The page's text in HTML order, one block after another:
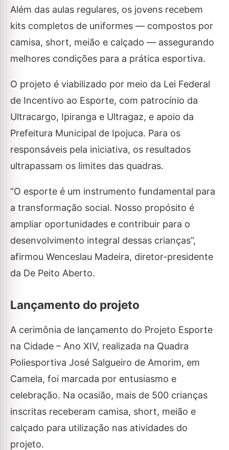
Além das aulas regulares, os jovens recebem
kits completos de uniformes — compostos por
camisa, short, meião e calçado — assegurando
melhores condições para a prática esportiva.
O projeto é viabilizado por meio da Lei Federal
de Incentivo ao Esporte, com patrocínio da
Ultracargo, Ipiranga e Ultragaz, e apoio da
Prefeitura Municipal de Ipojuca. Para os
responsáveis pela iniciativa, os resultados
ultrapassam os limites das quadras.
“O esporte é um instrumento fundamental para
a transformação social. Nosso propósito é
ampliar oportunidades e contribuir para o
desenvolvimento integral dessas crianças”,
afirmou Wenceslau Madeira, diretor-presidente
da De Peito Aberto.
Lançamento do projeto
A cerimônia de lançamento do Projeto Esporte
na Cidade – Ano XIV, realizada na Quadra
Poliesportiva José Salgueiro de Amorim, em
Camela, foi marcada por entusiasmo e
celebração. Na ocasião, mais de 500 crianças
inscritas receberam camisa, short, meião e
calçado para utilização nas atividades do
projeto.